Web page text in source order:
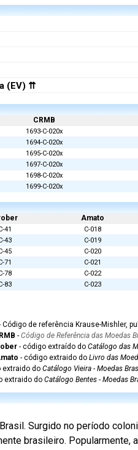
(EV) ⇈
CRMB
1693-C-020x
1694-C-020x
1695-C-020x
1697-C-020x
1698-C-020x
1699-C-020x
Amato
41 C-018
43 C-019
45 C-020
71 C-021
78 C-022
83 C-023
Código de referência Krause-Mishler,
- Código de Referência das Moedas
- código extraído do Catálogo das
- código extraido do Livro das
extraido do Catálogo Vieira - Moedas
extraido do Catálogo Bentes - Moedas
Surgido no período
brasileiro. Popularmente,